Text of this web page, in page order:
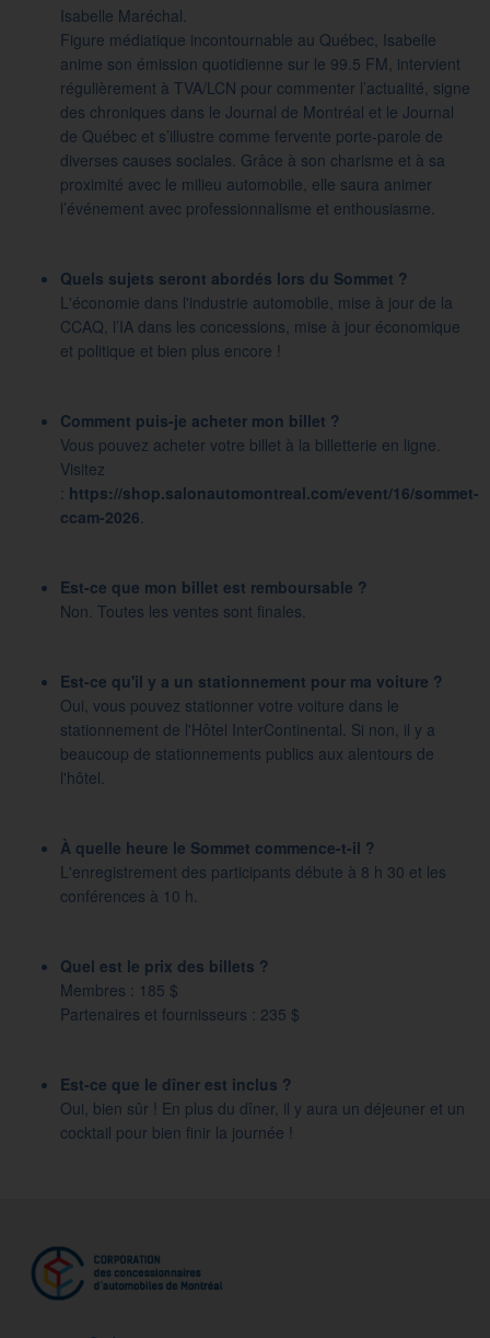
Isabelle Maréchal.
Figure médiatique incontournable au Québec, Isabelle
anime son émission quotidienne sur le 99.5 FM, intervient
régulièrement à TVA/LCN pour commenter l’actualité, signe
des chroniques dans le Journal de Montréal et le Journal
de Québec et s’illustre comme fervente porte-parole de
diverses causes sociales. Grâce à son charisme et à sa
proximité avec le milieu automobile, elle saura animer
l’événement avec professionnalisme et enthousiasme.
Quels sujets seront abordés lors du Sommet ?
L'économie dans l'industrie automobile, mise à jour de la
CCAQ, l’IA dans les concessions, mise à jour économique
et politique et bien plus encore !
Comment puis-je acheter mon billet ?
Vous pouvez acheter votre billet à la billetterie en ligne.
Visitez
: https://shop.salonautomontreal.com/event/16/sommet-
ccam-2026.
Est-ce que mon billet est remboursable ?
Non. Toutes les ventes sont finales.
Est-ce qu'il y a un stationnement pour ma voiture ?
Oui, vous pouvez stationner votre voiture dans le
stationnement de l'Hôtel InterContinental. Si non, il y a
beaucoup de stationnements publics aux alentours de
l'hôtel.
À quelle heure le Sommet commence-t-il ?
L'enregistrement des participants débute à 8 h 30 et les
conférences à 10 h.
Quel est le prix des billets ?
Membres : 185 $
Partenaires et fournisseurs : 235 $
Est-ce que le dîner est inclus ?
Oui, bien sûr ! En plus du dîner, il y aura un déjeuner et un
cocktail pour bien finir la journée !